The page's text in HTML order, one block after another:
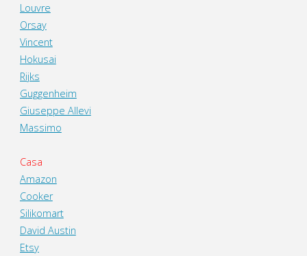
Louvre
Orsay
Vincent
Hokusai
Rijks
Guggenheim
Giuseppe Allevi
Massimo
Casa
Amazon
Cooker
Silikomart
David Austin
Etsy